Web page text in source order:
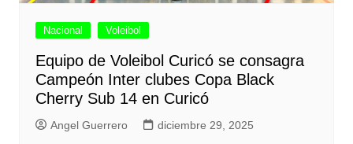
Nacional Voleibol
Equipo de Voleibol Curicó se consagra
Campeón Inter clubes Copa Black
Cherry Sub 14 en Curicó
Angel Guerrero diciembre 29, 2025